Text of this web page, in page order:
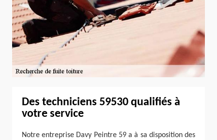
Des techniciens 59530 qualifiés à
votre service
Notre entreprise Davy Peintre 59 a à sa disposition des